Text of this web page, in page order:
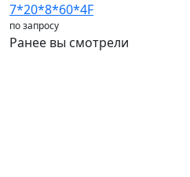
7*20*8*60*4F
по запросу
Ранее вы смотрели